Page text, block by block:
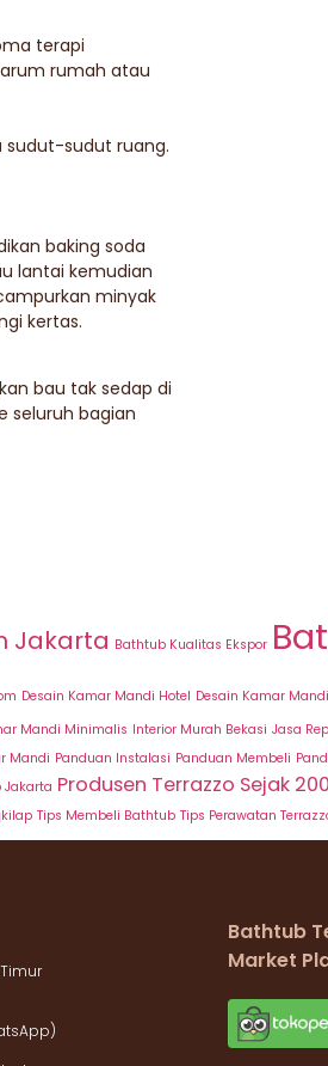
terapi
rumah atau
sudut-sudut ruang.
baking soda
lantai kemudian
minyak
kertas.
bau tak sedap di
seluruh bagian
Jakarta Bathtub Kualitas Ekspor
Desain Kamar Mandi Hotel Desain Kamar
Mandi Minimalis Interior Murah Bekasi Jasa
Mandi Panduan Instalasi Panduan Membeli
Jakarta Produsen Terrazzo Sejak
Tips Membeli Bathtub Tips Perawatan
Bathtub
Market